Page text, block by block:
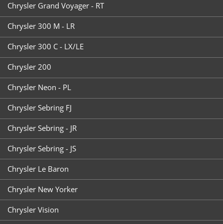
Chrysler Grand Voyager - RT
Chrysler 300 M - LR
Chrysler 300 C - LX/LE
Chrysler 200
Chrysler Neon - PL
Chrysler Sebring FJ
Chrysler Sebring - JR
Chrysler Sebring - JS
Chrysler Le Baron
Chrysler New Yorker
Chrysler Vision